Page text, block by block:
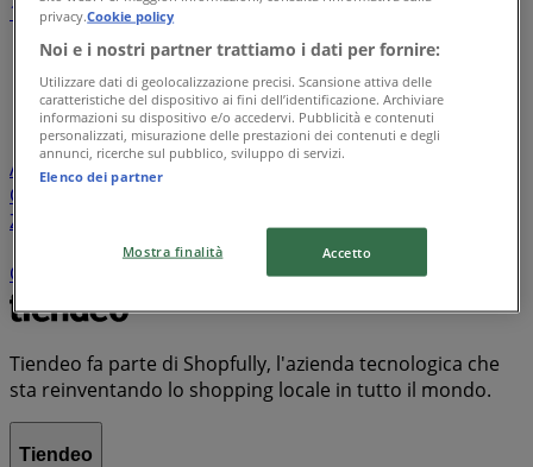
1 345
35
Lidl
Eurospin Conad Coop MD Esselunga
Unieuro
Maury's Risparmio Casa Decò
Conad Superstore
KiK Spazio Conad
Tigotà
Acqua & Sapone
PENNY Euronics
Centesimo
Zara
Conad City Il Gigante Expert
Aldi Sisa Trony Kymco
Carrefour Market
Valleverde Vodafone PrimoPrezzo
Tiendeo fa parte di Shopfully, l'azienda tecnologica che
sta reinventando lo shopping locale in tutto il mondo.
Tiendeo
privacy.Cookie policy
Noi e i nostri partner trattiamo i dati per fornire:
Utilizzare dati di geolocalizzazione precisi. Scansione attiva delle
caratteristiche del dispositivo ai fini dell’identificazione. Archiviare
informazioni su dispositivo e/o accedervi. Pubblicità e contenuti
personalizzati, misurazione delle prestazioni dei contenuti e degli
annunci, ricerche sul pubblico, sviluppo di servizi.
Elenco dei partner
Mostra finalità Accetto